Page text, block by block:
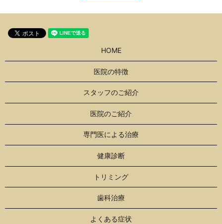
HOME
医院の特徴
スタッフのご紹介
医院のご紹介
専門医による治療
健康診断
トリミング
歯科治療
よくある症状